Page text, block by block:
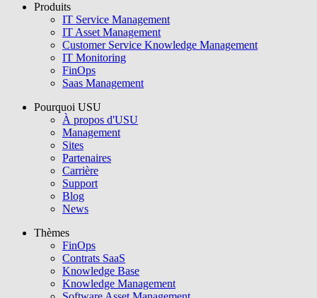
USU GmbH
Produits
IT Service Management
IT Asset Management
Customer Service Knowledge Management
IT Monitoring
FinOps
Saas Management
Pourquoi USU
À propos d'USU
Management
Sites
Partenaires
Carrière
Support
Blog
News
Thèmes
FinOps
Contrats SaaS
Knowledge Base
Knowledge Management